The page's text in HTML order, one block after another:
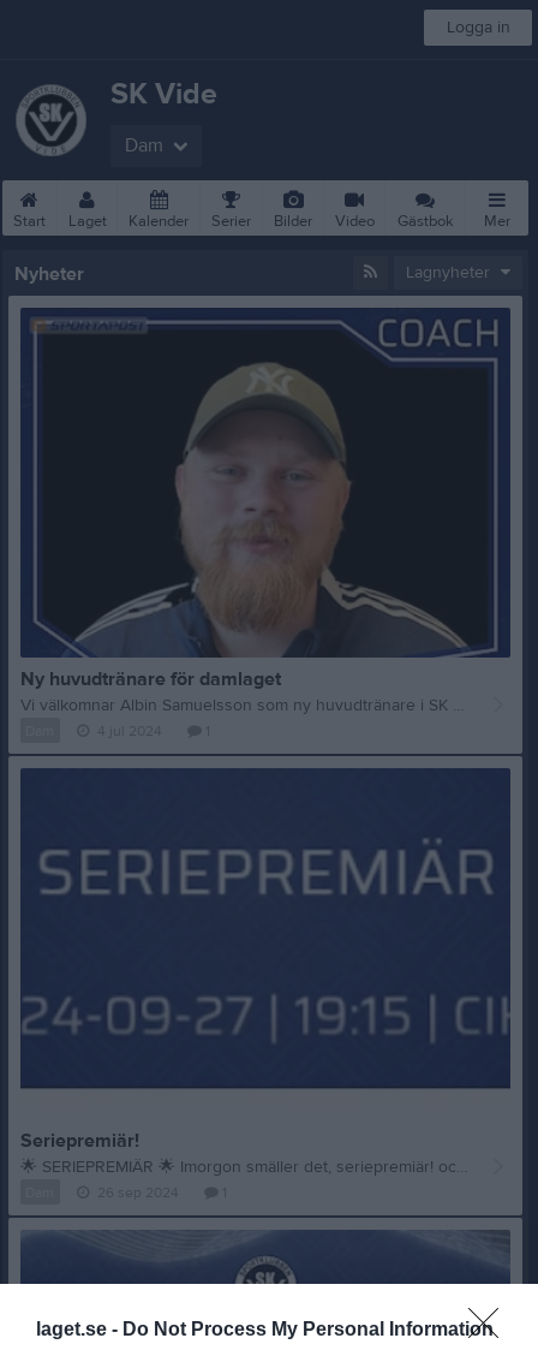
laget.se - Do Not Process My Personal Information
Logga in
SK Vide
Dam
Start Laget Kalender Serier Bilder Video Gästbok Mer
Nyheter Lagnyheter
Ny huvudtränare för damlaget
Vi välkomnar Albin Samuelsson som ny huvudtränare i SK Vides Damlag! Albin har tidigare tränat Vallentuna IBKs både dam- och herrjuniorer och kommer parallellt med att vara ny tränare för Damlaget även spela i Herrlaget! Nu kör vi!!!
Seriepremiär!
🌟 SERIEPREMIÄR 🌟 Imorgon smäller det, seriepremiär! och det hemma i CIK